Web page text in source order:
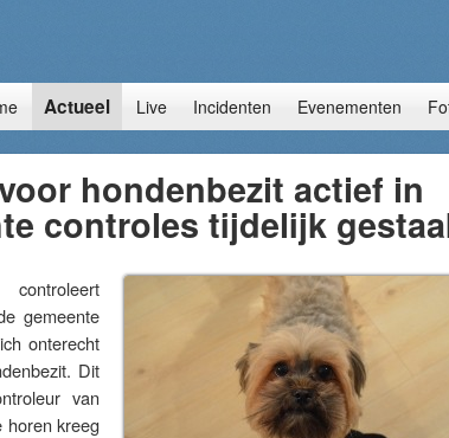
Actueel Live Incidenten Evenementen
hondenbezit actief in
controles tijdelijk
gemeente
onterecht
Dit
van
horen kreeg